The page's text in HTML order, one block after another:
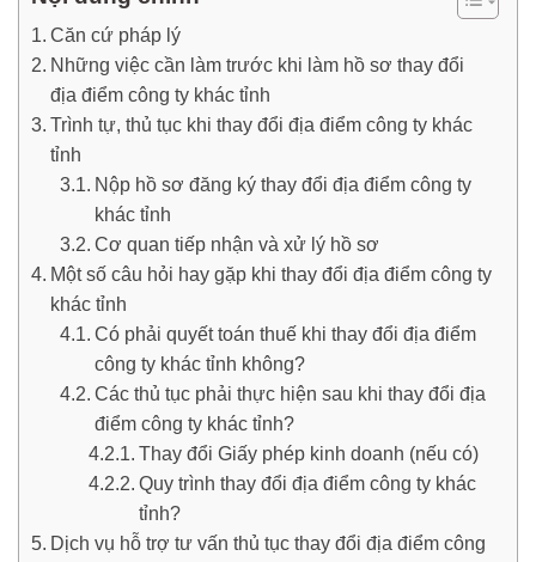
Căn cứ pháp lý
Những việc cần làm trước khi làm hồ sơ thay đổi
địa điểm công ty khác tỉnh
Trình tự, thủ tục khi thay đổi địa điểm công ty khác
tỉnh
Nộp hồ sơ đăng ký thay đổi địa điểm công ty
khác tỉnh
Cơ quan tiếp nhận và xử lý hồ sơ
Một số câu hỏi hay gặp khi thay đổi địa điểm công ty
khác tỉnh
Có phải quyết toán thuế khi thay đổi địa điểm
công ty khác tỉnh không?
Các thủ tục phải thực hiện sau khi thay đổi địa
điểm công ty khác tỉnh?
Thay đổi Giấy phép kinh doanh (nếu có)
Quy trình thay đổi địa điểm công ty khác
tỉnh?
Dịch vụ hỗ trợ tư vấn thủ tục thay đổi địa điểm công